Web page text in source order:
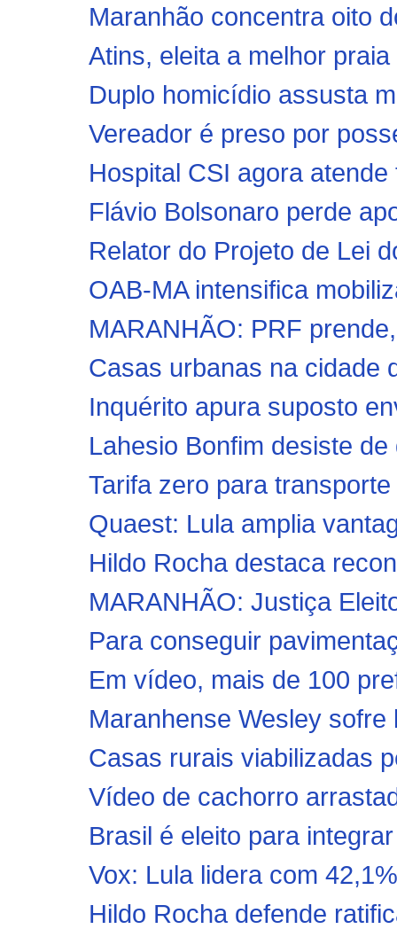
Maranhão concentra oito
Atins, eleita a melhor
Duplo homicídio assusta
Vereador é preso por
Hospital CSI agora
Flávio Bolsonaro perde
Relator do Projeto de Lei
OAB-MA intensifica
MARANHÃO: PRF
Casas urbanas na cidade
Inquérito apura suposto
Lahesio Bonfim desiste
Tarifa zero para
Quaest: Lula amplia
Hildo Rocha destaca
MARANHÃO: Justiça
Para conseguir
Em vídeo, mais de 100
Maranhense Wesley
Casas rurais viabilizadas
Vídeo de cachorro
Brasil é eleito para
Vox: Lula lidera com
Hildo Rocha defende